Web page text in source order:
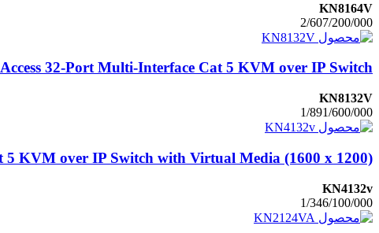
KN8164V
2/607/200/000
32-Port Multi-Interface Cat 5 KVM over IP Switch
KN8132V
1/891/600/000
5 KVM over IP Switch with Virtual Media (1600 x 1200)
KN4132v
1/346/100/000